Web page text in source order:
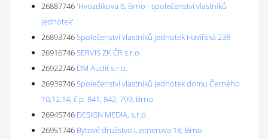
26887746'Hvozdíkova 6, Brno - společenství vlastníků
jednotek'
26893746Společenství vlastníků jednotek Havířská 238
26916746SERVIS ZK ČR s.r.o.
26922746 DM Audit s.r.o.
26939746Společenství vlastníků jednotek domu Černého
10,12,14, č.p. 841, 842, 799, Brno
26945746 DESIGN MEDIA, s.r.o.
26951746 Bytové družstvo Leitnerova 18, Brno